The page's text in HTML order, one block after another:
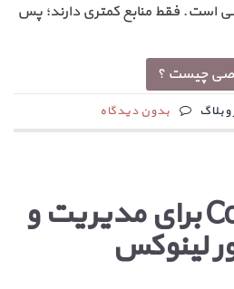
است. فقط منابع کمتری دارند؛ پس
چیست ؟
بدون دیدگاه
آموزش Cockpit برای مدیریت و
لینوکس